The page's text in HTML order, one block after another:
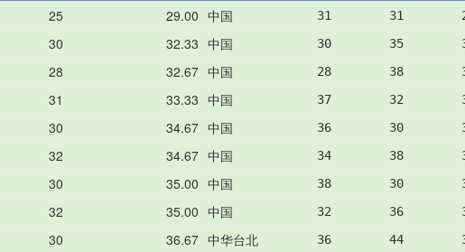
25 29.00 中国 31        31
30 32.33 中国 30        35
28 32.67 中国 28        38
31 33.33 中国 37        32
30 34.67 中国 36        30
32 34.67 中国 34        38
30 35.00 中国 38        30
32 35.00 中国 32        36
30 36.67 中华台北 36        44